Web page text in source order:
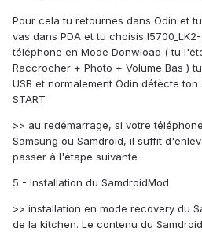
Pour cela tu retournes dans Odin et
vas dans PDA et tu choisis
téléphone en Mode Donwload ( tu
Raccrocher + Photo + Volume Bas )
USB et normalement Odin détècte
START
>> au redémarrage, si votre
Samsung ou Samdroid, il suffit
passer à l'étape suivante
5 - Installation du SamdroidMod
>> installation en mode recovery du
de la kitchen. Le contenu du